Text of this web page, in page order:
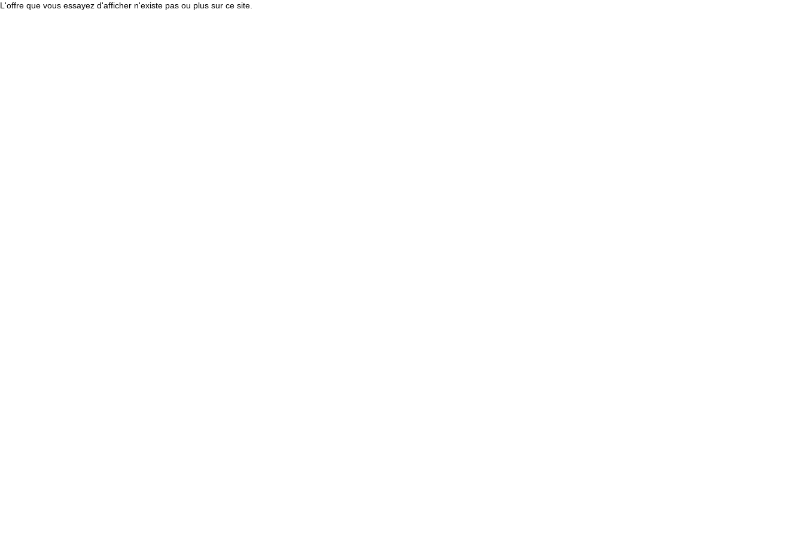
L'offre que vous essayez d'afficher n'existe pas ou plus sur ce site.